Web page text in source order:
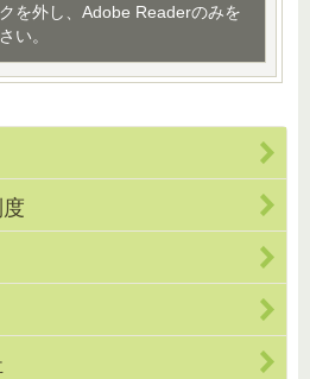
を外し、Adobe Readerのみを
い。